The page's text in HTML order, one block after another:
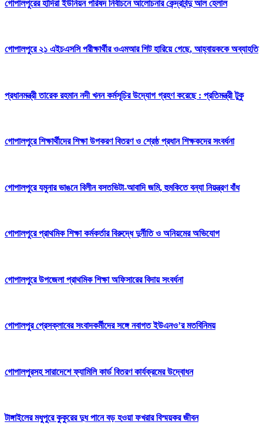
গোপালপুরের হাদিরা ইউনিয়ন পরিষদ নির্বাচনে আলোচনার কেন্দ্রবিন্দু আল হেলাল
গোপালপুরে ২১ এইচএসসি পরীক্ষার্থীর ওএমআর শিট হারিয়ে গেছে, আহ্বায়ককে অব্যাহতি
প্রধানমন্ত্রী তারেক রহমান নদী খনন কর্মসূচির উদ্যোগ গ্রহণ করেছে : প্রতিমন্ত্রী টুকু
গোপালপুরে শিক্ষার্থীদের শিক্ষা উপকরণ বিতরণ ও শ্রেষ্ঠ প্রধান শিক্ষকদের সংবর্ধনা
গোপালপুরে যমুনার ভাঙনে বিলীন বসতভিটা-আবাদি জমি, হুমকিতে বন্যা নিয়ন্ত্রণ বাঁধ
গোপালপুরে প্রাথমিক শিক্ষা কর্মকর্তার বিরুদ্ধে দুর্নীতি ও অনিয়মের অভিযোগ
গোপালপুরে উপজেলা প্রাথমিক শিক্ষা অফিসারের বিদায় সংবর্ধনা
গোপালপুর প্রেসক্লাবের সংবাদকর্মীদের সঙ্গে নবাগত ইউএনও’র মতবিনিময়
গোপালপুরসহ সারাদেশে ফ্যামিলি কার্ড বিতরণ কার্যক্রমের উদ্বোধন
টাঙ্গাইলের মধুপুরে কুকুরের দুধ পানে বড় হওয়া ফখরার বিস্ময়কর জীবন